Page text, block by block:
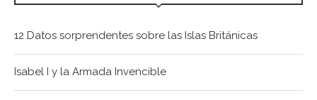
12 Datos sorprendentes sobre las Islas Británicas
Isabel I y la Armada Invencible